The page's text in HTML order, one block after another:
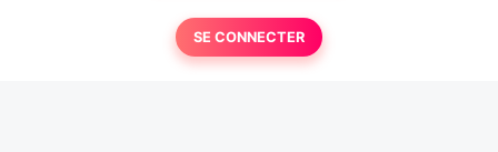
SE CONNECTER